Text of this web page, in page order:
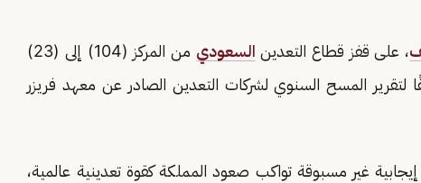
، على قفز قطاع التعدين السعودي
من المركز (104) إلى (23)
لتقرير المسح السنوي لشركات التعدين الصادر عن معهد فريزر
غير مسبوقة تواكب صعود المملكة كقوة تعدينية عالمية،